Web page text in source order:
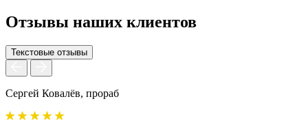
Отзывы наших клиентов
Текстовые отзывы
Сергей Ковалёв, прораб